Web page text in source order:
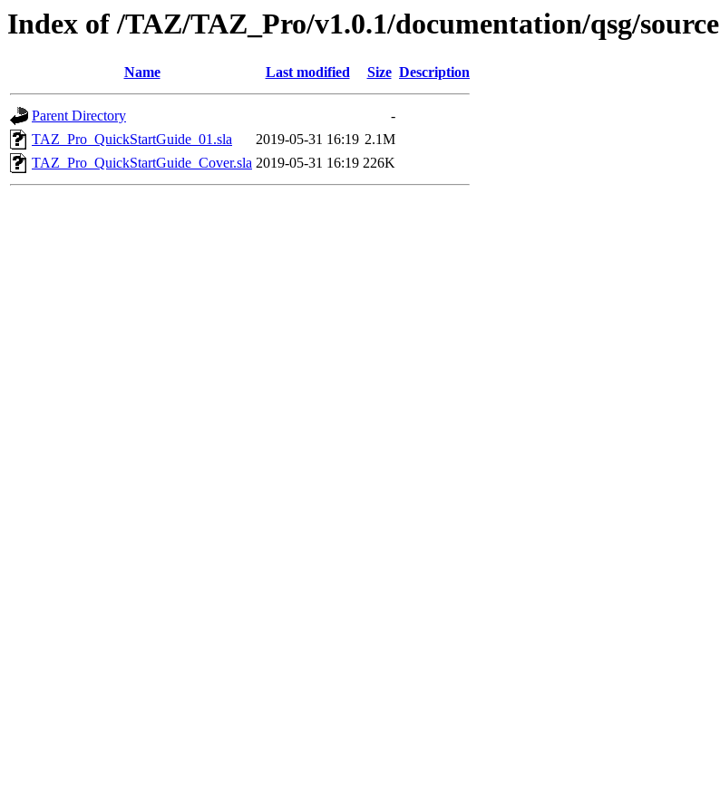
Index of /TAZ/TAZ_Pro/v1.0.1/documentation/qsg/source
Name Last modified Size Description
Parent Directory
-
TAZ_Pro_QuickStartGuide_01.sla
2019-05-31 16:19 2.1M
TAZ_Pro_QuickStartGuide_Cover.sla 2019-05-31 16:19 226K